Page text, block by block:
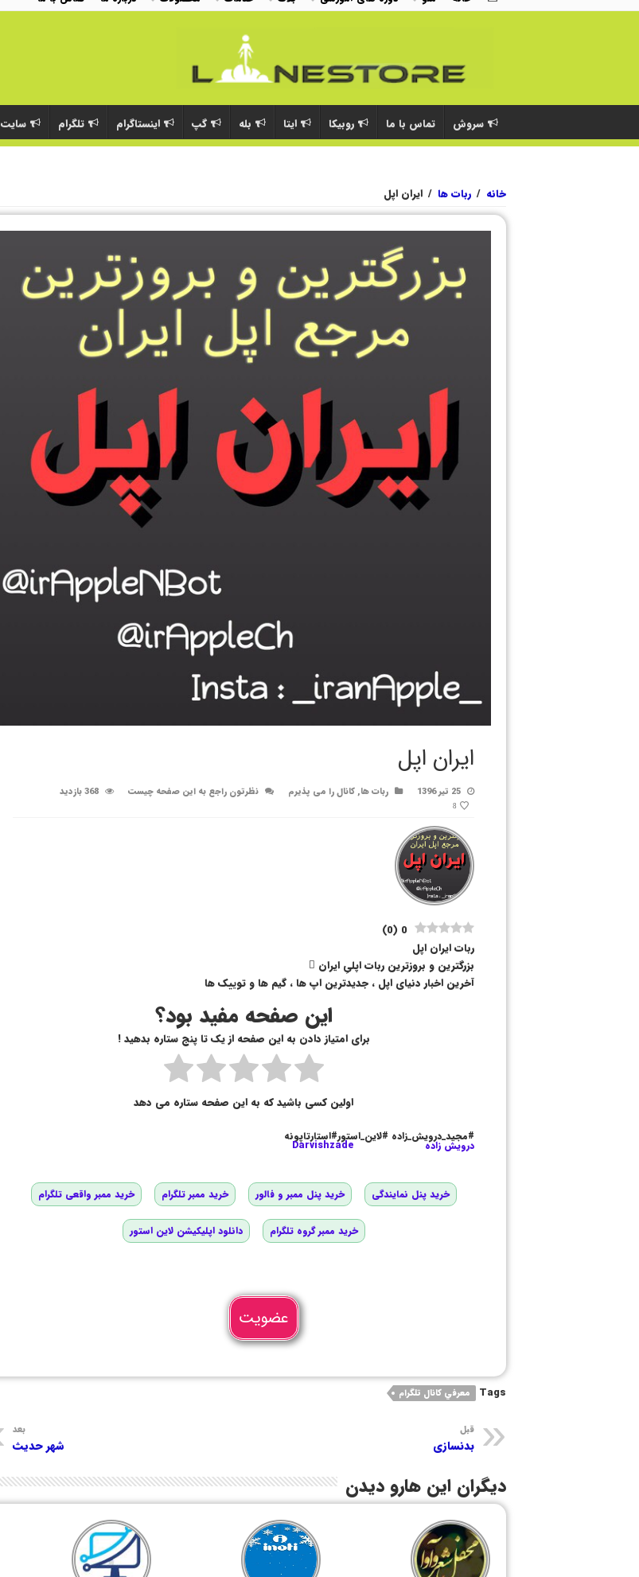
سروش تماس با ما روبیکا ایتا بله گپ اینستاگرام تلگرام سایت
خانه / ربات ها / ایران اپل
ایران اپل
25 تیر 1396 ربات ها,کانال را می پذیرم نظرتون راجع به این صفحه چیست 368 بازدید
8
0
(
0
)
ربات ایران اپل
بزرگترین و بروزترین ربات اپلیِ ایران 
آخرین اخبار دنیای اپل ، جدیدترین اپ ها ، گیم ها و توییک ها
این صفحه مفید بود؟
برای امتیاز دادن به این صفحه از یک تا پنج ستاره بدهید !
اولین کسی باشید که به این صفحه ستاره می دهد
#مجید_درویش_زاده #لاین_استور#استارتاپونه
درویش زاده Darvishzade
خرید پنل نمایندگی خرید پنل ممبر و فالور خرید ممبر تلگرام خرید ممبر واقعی تلگرام
خرید ممبر گروه تلگرام دانلود اپلیکیشن لاین استور
عضویت
Tags معرفي كانال تلگرام
قبل
بدنسازی
بعد
شهر حدیث
دیگران این هارو دیدن